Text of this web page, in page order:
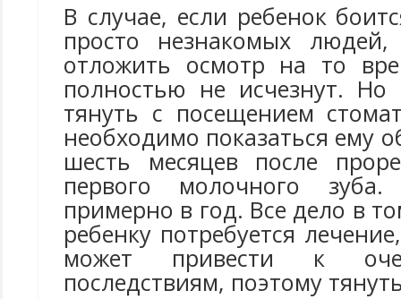
В случае, если ребенок
просто незнакомых
отложить осмотр на то
полностью не исчезнут.
тянуть с посещением
необходимо показаться ему
шесть месяцев после
первого молочного
примерно в год. Все дело в
ребенку потребуется
может привести к
последствиям, поэтому